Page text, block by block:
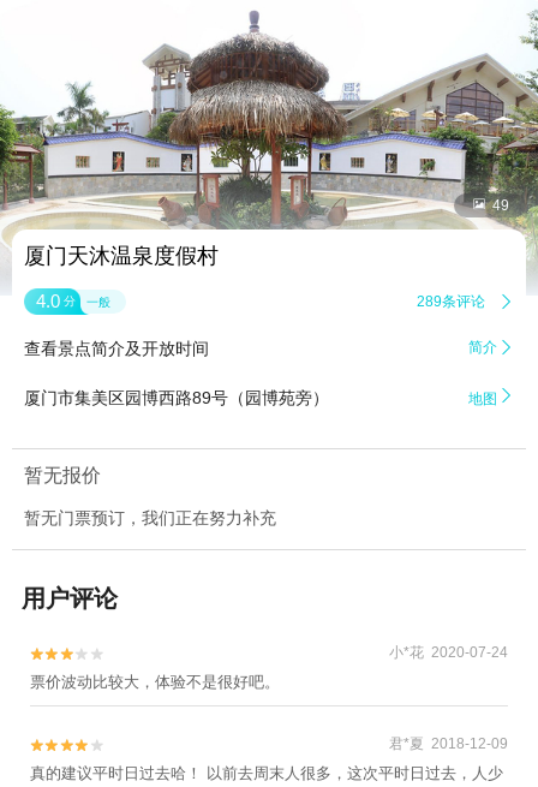
 49
厦门天沐温泉度假村
4.0 分 一般 289条评论 
查看景点简介及开放时间 简介 
厦门市集美区园博西路89号（园博苑旁） 地图 
暂无报价
暂无门票预订，我们正在努力补充
用户评论

 小*花 2020-07-24
票价波动比较大，体验不是很好吧。

 君*夏 2018-12-09
真的建议平时日过去哈！ 以前去周末人很多，这次平时日过去，人少